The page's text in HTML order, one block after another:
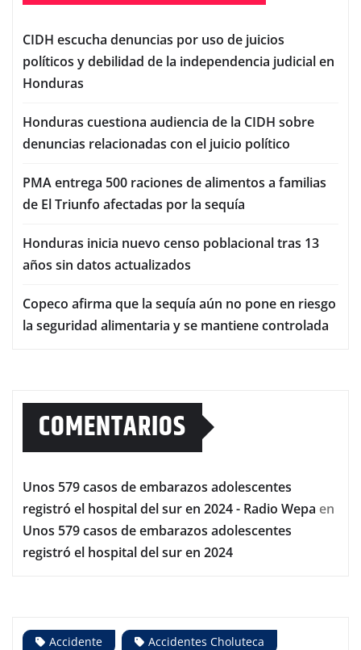
CIDH escucha denuncias por uso de juicios
políticos y debilidad de la independencia judicial en
Honduras
Honduras cuestiona audiencia de la CIDH sobre
denuncias relacionadas con el juicio político
PMA entrega 500 raciones de alimentos a familias
de El Triunfo afectadas por la sequía
Honduras inicia nuevo censo poblacional tras 13
años sin datos actualizados
Copeco afirma que la sequía aún no pone en riesgo
la seguridad alimentaria y se mantiene controlada
COMENTARIOS
Unos 579 casos de embarazos adolescentes
registró el hospital del sur en 2024 - Radio Wepa en
Unos 579 casos de embarazos adolescentes
registró el hospital del sur en 2024
Accidente
Accidentes Choluteca